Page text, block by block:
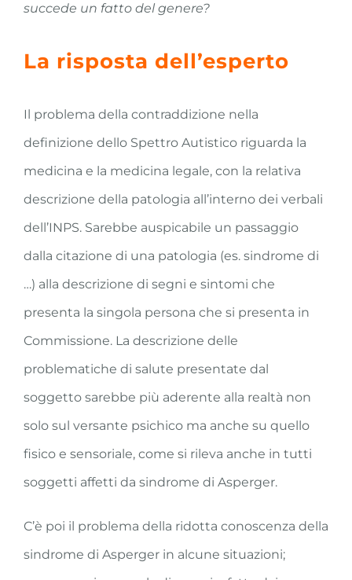
succede un fatto del genere?
La risposta dell’esperto
Il problema della contraddizione nella
definizione dello Spettro Autistico riguarda la
medicina e la medicina legale, con la relativa
descrizione della patologia all’interno dei verbali
dell’INPS. Sarebbe auspicabile un passaggio
dalla citazione di una patologia (es. sindrome di
…) alla descrizione di segni e sintomi che
presenta la singola persona che si presenta in
Commissione. La descrizione delle
problematiche di salute presentate dal
soggetto sarebbe più aderente alla realtà non
solo sul versante psichico ma anche su quello
fisico e sensoriale, come si rileva anche in tutti
soggetti affetti da sindrome di Asperger.
C’è poi il problema della ridotta conoscenza della
sindrome di Asperger in alcune situazioni;